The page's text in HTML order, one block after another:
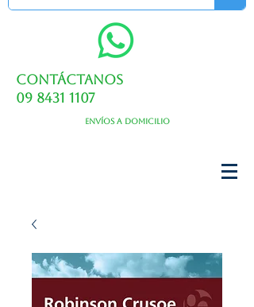
Contáctanos
09 8431 1107
Envíos a domicilio